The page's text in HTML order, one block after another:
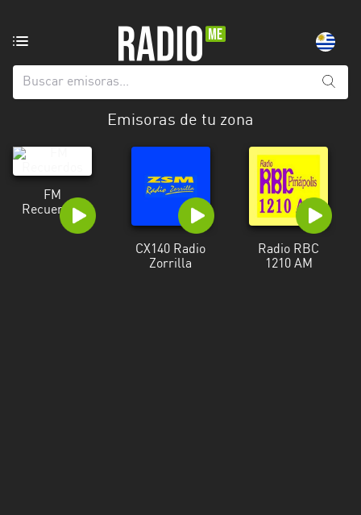
de
radio
las
Artigas
Canelones
Emisoras de tu zona
FM
Recuerdos
CX140 Radio
Zorrilla
Radio RBC
1210 AM